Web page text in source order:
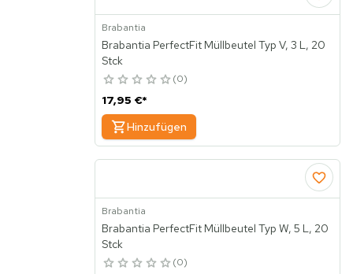
Brabantia
Brabantia PerfectFit Müllbeutel Typ V, 3 L, 20
Stck
0
17,95 €*
Hinzufügen
Brabantia
Brabantia PerfectFit Müllbeutel Typ W, 5 L, 20
Stck
0